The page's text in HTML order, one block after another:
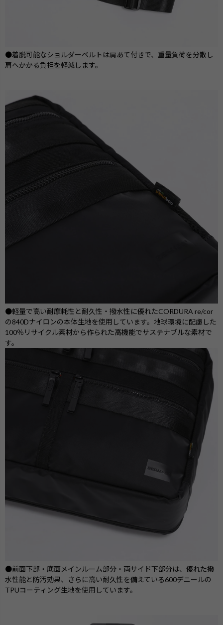
●着脱可能なショルダーベルトは肩あて付きで、重量負荷を分散し
肩へかかる負担を軽減します。
●軽量で高い耐摩耗性と耐久性・撥水性に優れたCORDURA re/cor
の840Dナイロンの本体生地を使用しています。地球環境に配慮した
100％リサイクル素材から作られた高機能でサステナブルな素材で
す。
●前面下部・底面メインルーム部分・両サイド下部分は、優れた撥
水性能と防汚効果、さらに高い耐久性を備えている600デニールの
TPUコーティング生地を使用しています。